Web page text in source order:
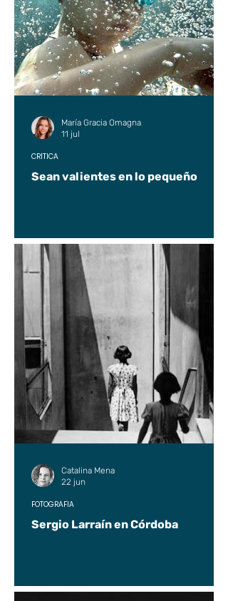
Sean valientes en lo pequeño
CRÍTICA
María Gracia Omagna
11 jul
Sergio Larraín en Córdoba
FOTOGRAFÍA
Catalina Mena
22 jun